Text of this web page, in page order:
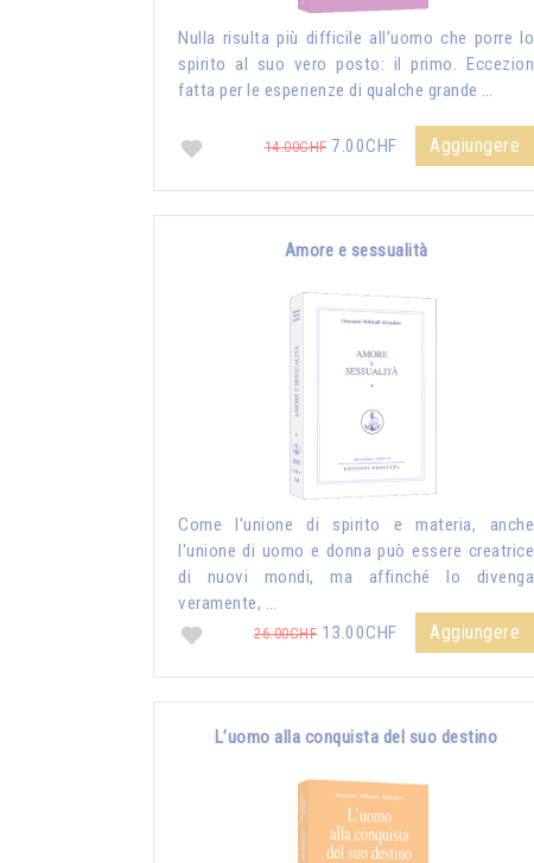
Nulla risulta più difficile all’uomo che porre lo
spirito al suo vero posto: il primo. Eccezion
fatta per le esperienze di qualche grande …
14.00CHF7.00CHF Aggiungere
Amore e sessualità
Come l'unione di spirito e materia, anche
l'unione di uomo e donna può essere creatrice
di nuovi mondi, ma affinché lo divenga
veramente, …
26.00CHF 13.00CHF Aggiungere
L’uomo alla conquista del suo destino